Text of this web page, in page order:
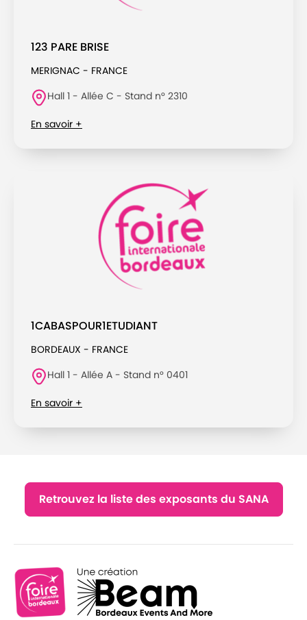
123 PARE BRISE
MERIGNAC - FRANCE
Hall 1 - Allée C - Stand n° 2310
En savoir +
1CABASPOUR1ETUDIANT
BORDEAUX - FRANCE
Hall 1 - Allée A - Stand n° 0401
En savoir +
Retrouvez la liste des exposants du SANA